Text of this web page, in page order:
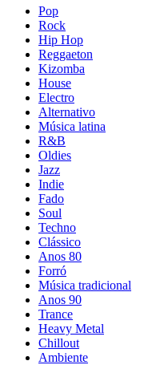
Pop
Rock
Hip Hop
Reggaeton
Kizomba
House
Electro
Alternativo
Música latina
R&B
Oldies
Jazz
Indie
Fado
Soul
Techno
Clássico
Anos 80
Forró
Música tradicional
Anos 90
Trance
Heavy Metal
Chillout
Ambiente